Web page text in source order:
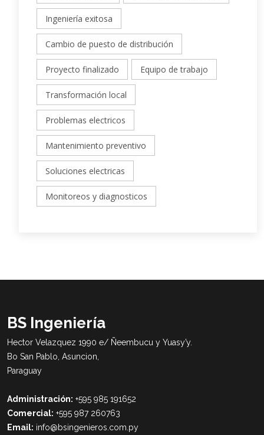
Ingeniería exitosa
Cambio de puesto de distribución
Proyecto finalizado Equipo de trabajo
Transformación local
Problemas electricos
Mantenimiento preventivo
Soluciones electricas
Monitoreos y diagnosticos
BS Ingeniería
Hector Velazquez 1990 e/ Ñeembucu y Yuasy’y.
Bo San Pablo, Asuncion,
Paraguay
Administración: +595 985 191652
Comercial: +595 987 260763
Email: info@bsingenieros.com.py